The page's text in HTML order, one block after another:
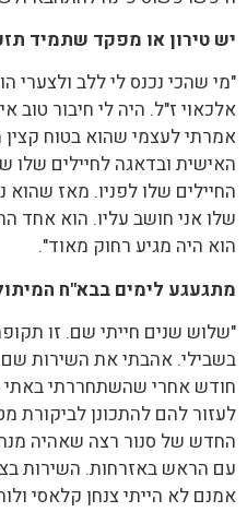
יש טירון או מפקד שתמיד
"מי שהכי נכנס לי ללב ולצערי
אלכאוי ז"ל. היה לי חיבור טוב
אמרתי לעצמי שהוא בטוח
האישית ובדאגה לחיילים שלו
החיילים שלו לפניו. מאז שהוא
שלו אני חושב עליו. הוא אחד
הוא היה מגיע רחוק מאוד".
מתגעגע לימים בבא"ח
"שלוש שנים חייתי שם. זו
בשבילי. אהבתי את השירות
חודש אחרי שהשתחררתי באתי
לעזור להם להתכונן לביקורת
החדש של סנור רצה שאהיה
עם הראש באזרחות. השירות
אמנם לא הייתי צנחן קלאסי